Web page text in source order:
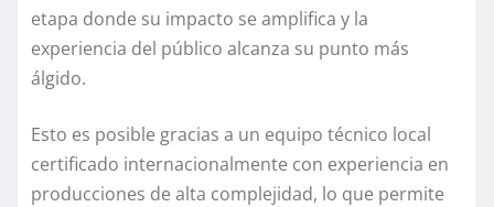
etapa donde su impacto se amplifica y la
experiencia del público alcanza su punto más
álgido.
Esto es posible gracias a un equipo técnico local
certificado internacionalmente con experiencia en
producciones de alta complejidad, lo que permite